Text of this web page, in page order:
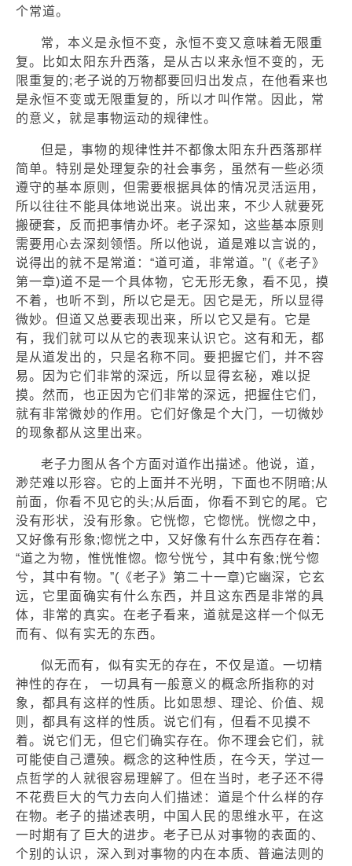
个常道。
常，本义是永恒不变，永恒不变又意味着无限重
复。比如太阳东升西落，是从古以来永恒不变的，无
限重复的;老子说的万物都要回归出发点，在他看来也
是永恒不变或无限重复的，所以才叫作常。因此，常
的意义，就是事物运动的规律性。
但是，事物的规律性并不都像太阳东升西落那样
简单。特别是处理复杂的社会事务，虽然有一些必须
遵守的基本原则，但需要根据具体的情况灵活运用，
所以往往不能具体地说出来。说出来，不少人就要死
搬硬套，反而把事情办坏。老子深知，这些基本原则
需要用心去深刻领悟。所以他说，道是难以言说的，
说得出的就不是常道：“道可道，非常道。”(《老子》
第一章)道不是一个具体物，它无形无象，看不见，摸
不着，也听不到，所以它是无。因它是无，所以显得
微妙。但道又总要表现出来，所以它又是有。它是
有，我们就可以从它的表现来认识它。这有和无，都
是从道发出的，只是名称不同。要把握它们，并不容
易。因为它们非常的深远，所以显得玄秘，难以捉
摸。然而，也正因为它们非常的深远，把握住它们，
就有非常微妙的作用。它们好像是个大门，一切微妙
的现象都从这里出来。
老子力图从各个方面对道作出描述。他说，道，
渺茫难以形容。它的上面并不光明，下面也不阴暗;从
前面，你看不见它的头;从后面，你看不到它的尾。它
没有形状，没有形象。它恍惚，它惚恍。恍惚之中，
又好像有形象;惚恍之中，又好像有什么东西存在着：
“道之为物，惟恍惟惚。惚兮恍兮，其中有象;恍兮惚
兮，其中有物。”(《老子》第二十一章)它幽深，它玄
远，它里面确实有什么东西，并且这东西是非常的具
体，非常的真实。在老子看来，道就是这样一个似无
而有、似有实无的东西。
似无而有，似有实无的存在，不仅是道。一切精
神性的存在， 一切具有一般意义的概念所指称的对
象，都具有这样的性质。比如思想、理论、价值、规
则，都具有这样的性质。说它们有，但看不见摸不
着。说它们无，但它们确实存在。你不理会它们，就
可能使自己遭殃。概念的这种性质，在今天，学过一
点哲学的人就很容易理解了。但在当时，老子还不得
不花费巨大的气力去向人们描述：道是个什么样的存
在物。老子的描述表明，中国人民的思维水平，在这
一时期有了巨大的进步。老子已从对事物的表面的、
个别的认识，深入到对事物的内在本质、普遍法则的